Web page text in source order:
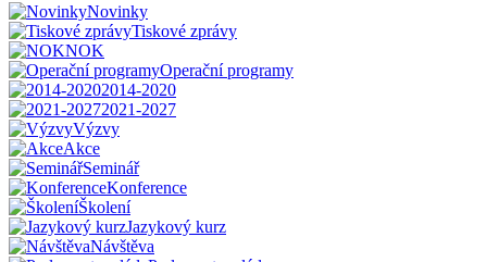
Novinky
Tiskové zprávy
NOK
Operační programy
2014-2020
2021-2027
Výzvy
Akce
Seminář
Konference
Školení
Jazykový kurz
Návštěva